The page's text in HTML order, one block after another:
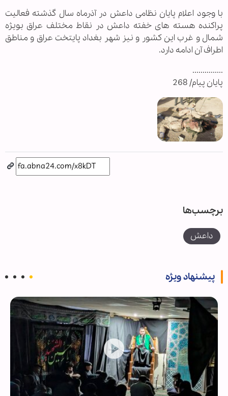
با وجود اعلام پایان نظامی داعش در آذرماه سال گذشته فعالیت
پراکنده هسته های خفته داعش در نقاط مختلف عراق بویژه
شمال و غرب این کشور و نیز شهر بغداد پایتخت عراق و مناطق
اطراف آن ادامه دارد.
...............
پایان پیام/ 268
برچسب‌ها
داعش
پیشنهاد ویژه